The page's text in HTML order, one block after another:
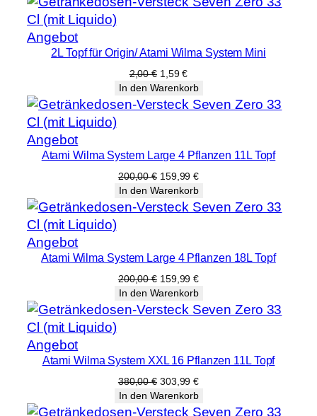
AngebotProdukt
im
2L Topf für Origin/ Atami Wilma System Mini
2,00€ Ursprünglicher
Preis
war:
2,00 €
1,59€Aktueller
Preis
ist:
1,59 €.
In den Warenkorb
AngebotProdukt
im
Angebot
Atami Wilma System Large 4 Pflanzen 11L Topf
200,00€ Ursprünglicher
Preis
war:
200,00 €
159,99€Aktueller
Preis
ist:
159,99 €.
In den Warenkorb
AngebotProdukt
im
Angebot
Atami Wilma System Large 4 Pflanzen 18L Topf
200,00€ Ursprünglicher
Preis
war:
200,00 €
159,99€Aktueller
Preis
ist:
159,99 €.
In den Warenkorb
AngebotProdukt
im
Angebot
Atami Wilma System XXL 16 Pflanzen 11L Topf
380,00€ Ursprünglicher
Preis
war:
303,99€Aktueller
Preis
ist:
In den Warenkorb